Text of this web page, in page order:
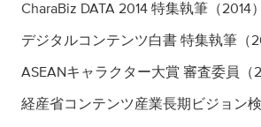
CharaBiz DATA 2014 特集執筆（2014）
デジタルコンテンツ白書 特集執筆（
ASEANキャラクター大賞 審査委員（
経産省コンテンツ産業長期ビジョン検